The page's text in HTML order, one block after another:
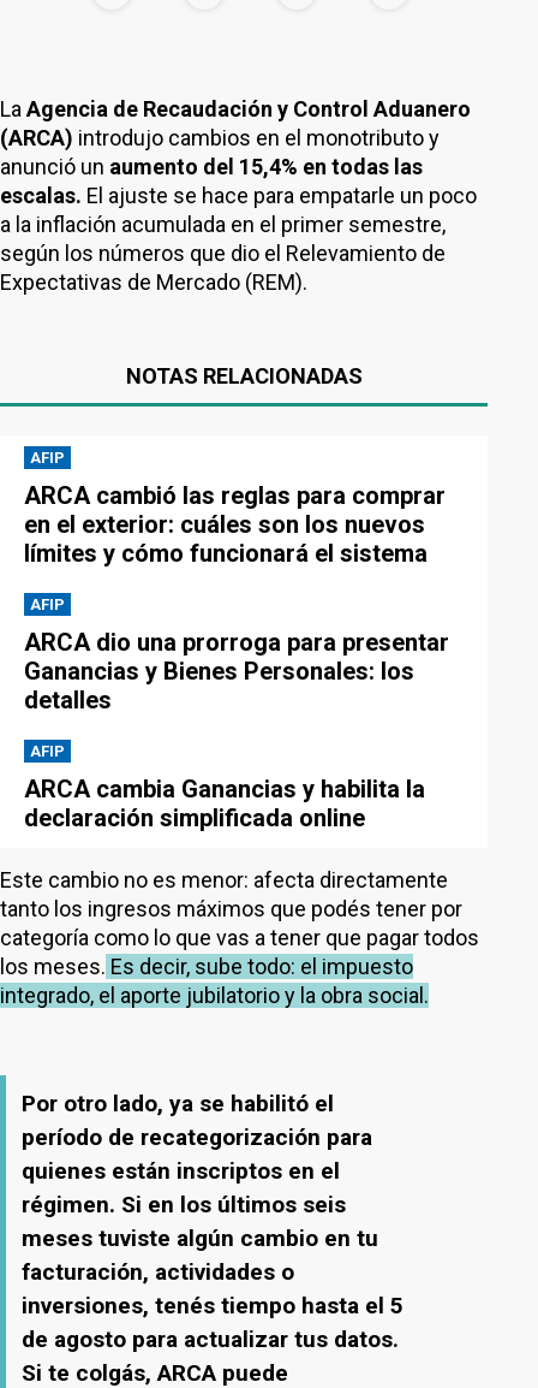
La Agencia de Recaudación y Control Aduanero
(ARCA) introdujo cambios en el monotributo y
anunció un aumento del 15,4% en todas las
escalas. El ajuste se hace para empatarle un poco
a la inflación acumulada en el primer semestre,
según los números que dio el Relevamiento de
Expectativas de Mercado (REM).
NOTAS RELACIONADAS
AFIP
ARCA cambió las reglas para comprar
en el exterior: cuáles son los nuevos
límites y cómo funcionará el sistema
AFIP
ARCA dio una prorroga para presentar
Ganancias y Bienes Personales: los
detalles
AFIP
ARCA cambia Ganancias y habilita la
declaración simplificada online
Este cambio no es menor: afecta directamente
tanto los ingresos máximos que podés tener por
categoría como lo que vas a tener que pagar todos
los meses. Es decir, sube todo: el impuesto
integrado, el aporte jubilatorio y la obra social.
Por otro lado, ya se habilitó el
período de recategorización para
quienes están inscriptos en el
régimen. Si en los últimos seis
meses tuviste algún cambio en tu
facturación, actividades o
inversiones, tenés tiempo hasta el 5
de agosto para actualizar tus datos.
Si te colgás, ARCA puede